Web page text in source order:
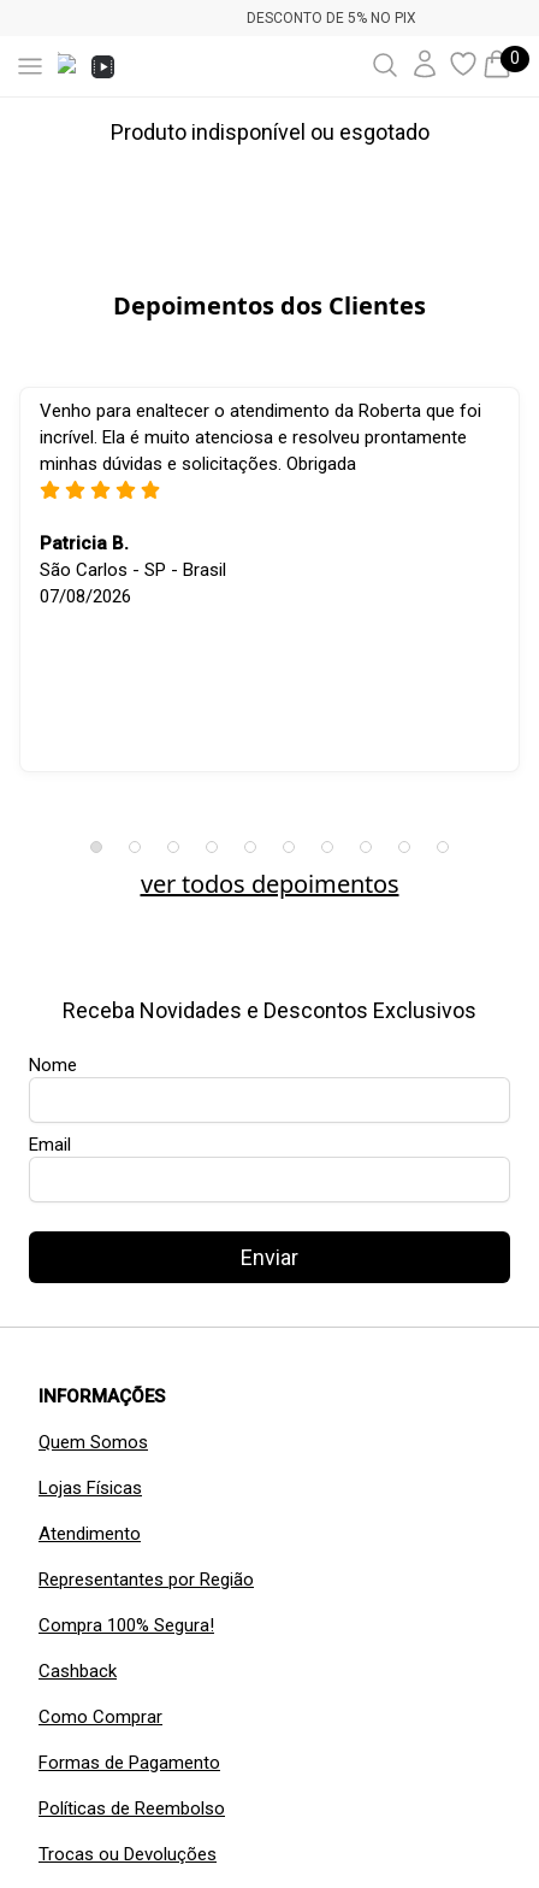
DESCONTO DE 5% NO PIX
0
Produto indisponível ou esgotado
Depoimentos dos Clientes
Venho para enaltecer o atendimento da Roberta que foi
incrível. Ela é muito atenciosa e resolveu prontamente
minhas dúvidas e solicitações. Obrigada
Patricia B.
São Carlos - SP - Brasil
07/08/2026
ver todos depoimentos
Receba Novidades e Descontos Exclusivos
Nome
Email
Enviar
INFORMAÇÕES
Quem Somos
Lojas Físicas
Atendimento
Representantes por Região
Compra 100% Segura!
Cashback
Como Comprar
Formas de Pagamento
Políticas de Reembolso
Trocas ou Devoluções